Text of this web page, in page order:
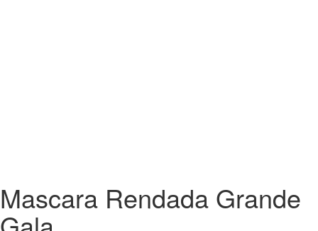
Mascara Rendada Grande